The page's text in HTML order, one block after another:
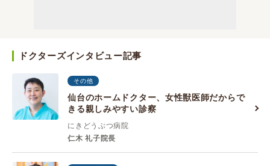
ドクターズインタビュー記事
その他
仙台のホームドクター、女性獣医師だからで
きる親しみやすい診察
にきどうぶつ病院
仁木 礼子院長